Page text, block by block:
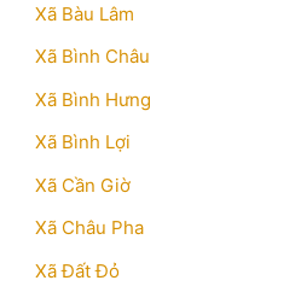
Xã Bàu Lâm
Xã Bình Châu
Xã Bình Hưng
Xã Bình Lợi
Xã Cần Giờ
Xã Châu Pha
Xã Đất Đỏ